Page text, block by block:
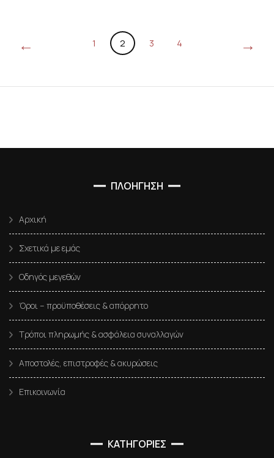
← 1 2 3 4 →
ΠΛΟΗΓΗΣΗ
Αρχική
Σχετικά με εμάς
Οδηγός μεγεθών
Όροι – προϋποθέσεις & απόρρητο
Τρόποι πληρωμής & ασφάλεια συναλλαγών
Αποστολές, επιστροφές & ακυρώσεις
Επικοινωνία
ΚΑΤΗΓΟΡΙΕΣ